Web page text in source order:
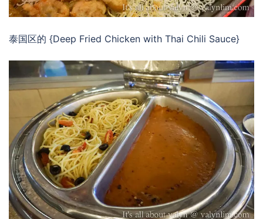
泰国区的 {Deep Fried Chicken with Thai Chili Sauce}